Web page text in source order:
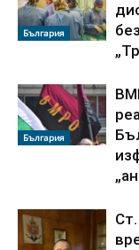
България
България